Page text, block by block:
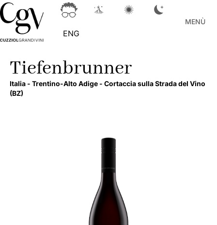
ENG
MENÙ
Tiefenbrunner
Italia - Trentino-Alto Adige - Cortaccia sulla Strada del Vino
(BZ)